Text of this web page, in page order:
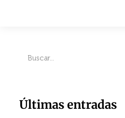
Últimas entradas